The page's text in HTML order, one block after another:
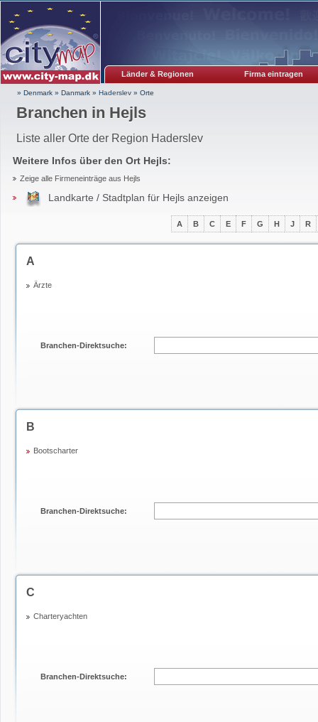
Länder & Regionen Firma eintragen
» Denmark » Danmark » Haderslev » Orte
Branchen in Hejls
Liste aller Orte der Region Haderslev
Weitere Infos über den Ort Hejls:
Zeige alle Firmeneinträge aus Hejls
Landkarte / Stadtplan für Hejls anzeigen
A B C E F G H J R
A
Ärzte
Branchen-Direktsuche:
B
Bootscharter
Branchen-Direktsuche:
C
Charteryachten
Branchen-Direktsuche: